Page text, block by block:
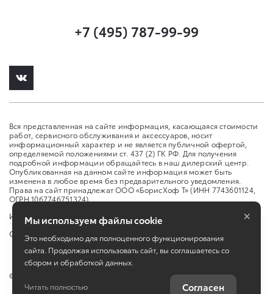
+7 (495) 787-99-99
Вся представленная на сайте информация, касающаяся стоимости
работ, сервисного обслуживания и аксессуаров, носит
информационный характер и не является публичной офертой,
определяемой положениями ст. 437 (2) ГК РФ. Для получения
подробной информации обращайтесь в наш дилерский центр.
Опубликованная на данном сайте информация может быть
изменена в любое время без предварительного уведомления.
Права на сайт принадлежат ООО «БорисХоф Т» (ИНН 7743601124,
ОГРН 1067746751324)
Изменить настройку cookies
Сбросить cookie
©
Мы используем файлы cookie
Это необходимо для полноценного функционирования
сайта. Продолжая использовать сайт, вы соглашаетесь со
сбором и обработкой данных.
Читать полностью Согласен
×